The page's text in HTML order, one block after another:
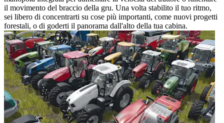
il movimento del braccio della gru. Una volta stabilito il tuo ritmo,
sei libero di concentrarti su cose più importanti, come nuovi progetti
forestali, o di goderti il panorama dall'alto della tua cabina.